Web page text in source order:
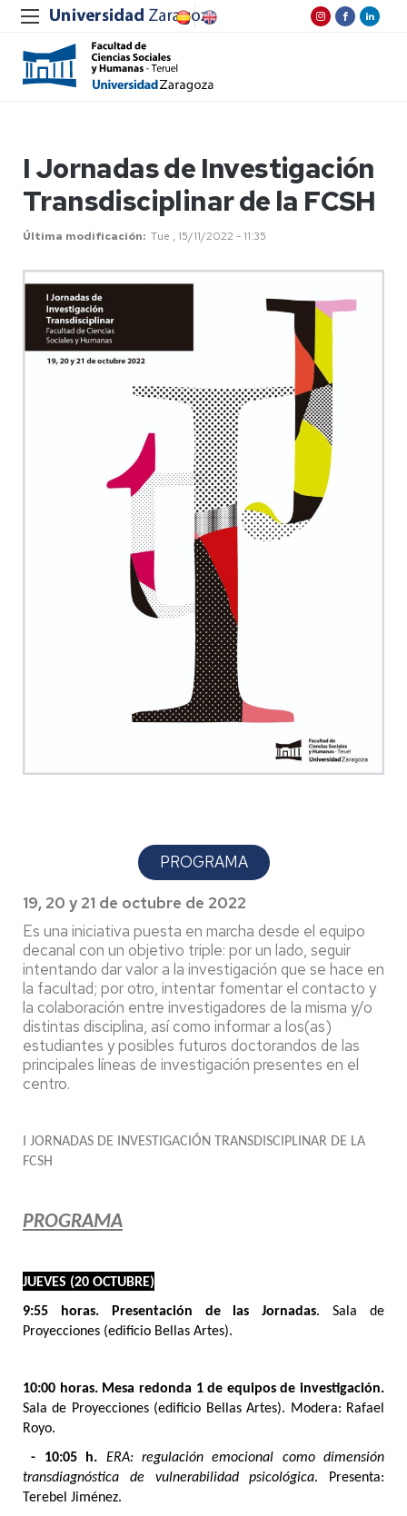
I Jornadas de Investigación
Transdisciplinar de la FCSH
Última modificación Tue , 15/11/2022 - 11:35
PROGRAMA
19, 20 y 21 de octubre de 2022
Es una iniciativa puesta en marcha desde el equipo
decanal con un objetivo triple: por un lado, seguir
intentando dar valor a la investigación que se hace en
la facultad; por otro, intentar fomentar el contacto y
la colaboración entre investigadores de la misma y/o
distintas disciplina, así como informar a los(as)
estudiantes y posibles futuros doctorandos de las
principales líneas de investigación presentes en el
centro.
I JORNADAS DE INVESTIGACIÓN TRANSDISCIPLINAR DE LA
FCSH
PROGRAMA
JUEVES (20 OCTUBRE)
9:55 horas. Presentación de las Jornadas. Sala de
Proyecciones (edificio Bellas Artes).
10:00 horas. Mesa redonda 1 de equipos de investigación.
Sala de Proyecciones (edificio Bellas Artes). Modera: Rafael
Royo.
- 10:05 h. ERA: regulación emocional como dimensión
transdiagnóstica de vulnerabilidad psicológica.
Presenta:
Terebel Jiménez.